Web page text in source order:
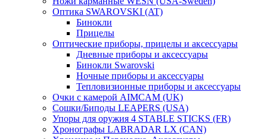
Оптика SWAROVSKI (AT)
Бинокли
Прицелы
Оптические приборы, прицелы и аксессуары
Дневные приборы и аксессуары
Бинокли Swarovski
Ночные приборы и аксессуары
Тепловизионные приборы и аксессуары
Очки с камерой AIMCAM (UK)
Сошки/Биподы LEAPERS (USA)
Упоры для оружия 4 STABLE STICKS (FR)
Хронографы LABRADAR LX (CAN)